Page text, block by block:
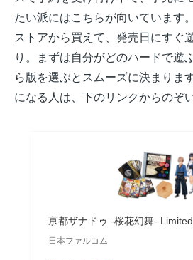
たい派にはこちらが向いています
ストアから買えて、発売日にすぐ
り。まずは自分がどのハードで遊
ら版を選ぶとスムーズに決まりま
になる人は、下のリンクからのぞ
亰都ザナドゥ -桜花幻舞- Limited
日本ファルコム